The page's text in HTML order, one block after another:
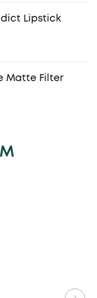
Lipstick
Matte Filter